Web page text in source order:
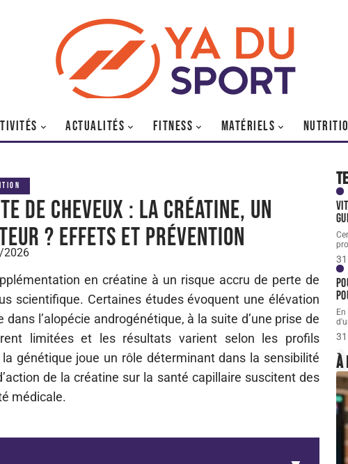
ACTUALITÉS FITNESS MATÉRIELS
de cheveux : La créatine, un
? Effets et prévention
en créatine à un risque accru de perte de
scientifique. Certaines études évoquent une élévation
l’alopécie androgénétique, à la suite d’une prise de
limitées et les résultats varient selon les profils
génétique joue un rôle déterminant dans la sensibilité
de la créatine sur la santé capillaire suscitent des
médicale.